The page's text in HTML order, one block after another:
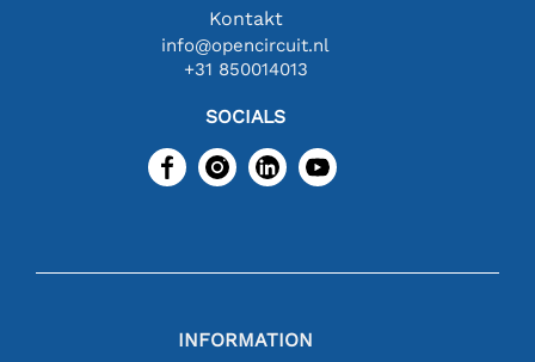
Kontakt
info@opencircuit.nl
+31 850014013
SOCIALS
INFORMATION